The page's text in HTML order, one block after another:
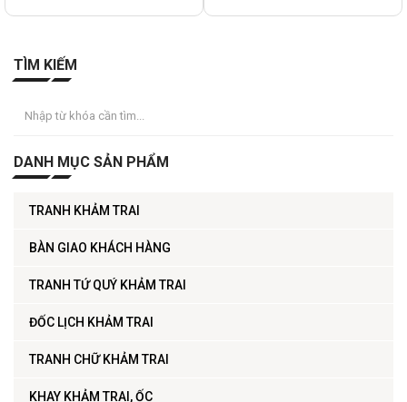
TÌM KIẾM
DANH MỤC SẢN PHẨM
TRANH KHẢM TRAI
BÀN GIAO KHÁCH HÀNG
TRANH TỨ QUÝ KHẢM TRAI
ĐỐC LỊCH KHẢM TRAI
TRANH CHỮ KHẢM TRAI
KHAY KHẢM TRAI, ỐC